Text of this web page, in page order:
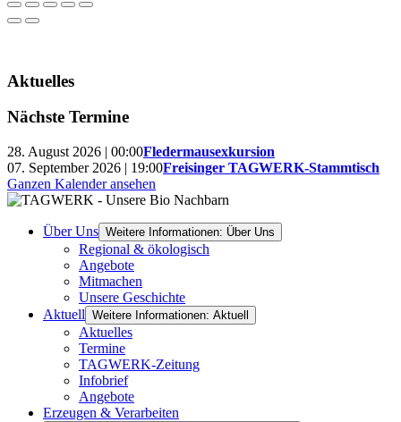
Aktuelles
Nächste Termine
28. August 2026 | 00:00Fledermausexkursion
07. September 2026 | 19:00Freisinger TAGWERK-Stammtisch
Ganzen Kalender ansehen
Über Uns Weitere Informationen: Über Uns
Regional & ökologisch
Angebote
Mitmachen
Unsere Geschichte
Aktuell Weitere Informationen: Aktuell
Aktuelles
Termine
TAGWERK-Zeitung
Infobrief
Angebote
Erzeugen & Verarbeiten